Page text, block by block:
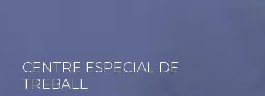
CENTRE ESPECIAL DE
TREBALL